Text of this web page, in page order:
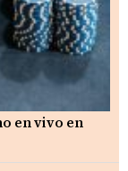
en vivo en